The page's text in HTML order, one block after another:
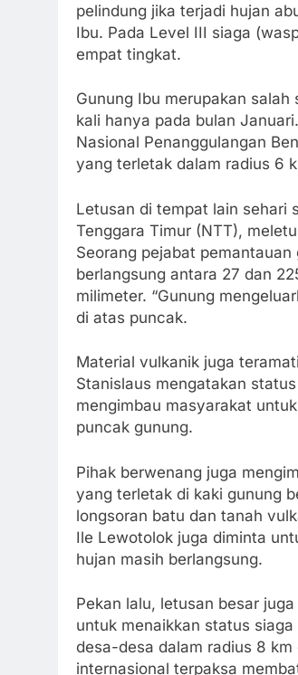
pelindung jika terjadi hujan
Ibu. Pada Level III siaga
empat tingkat.
Gunung Ibu merupakan
kali hanya pada bulan
Nasional Penanggulangan
yang terletak dalam radius 6
Letusan di tempat lain sehari
Tenggara Timur (NTT),
Seorang pejabat
berlangsung antara 27 dan
milimeter. “Gunung
di atas puncak.
Material vulkanik juga
Stanislaus mengatakan
mengimbau masyarakat
puncak gunung.
Pihak berwenang juga
yang terletak di kaki gunung
longsoran batu dan tanah
Ile Lewotolok juga diminta
hujan masih berlangsung.
Pekan lalu, letusan besar
untuk menaikkan status
desa-desa dalam radius 8
internasional terpaksa